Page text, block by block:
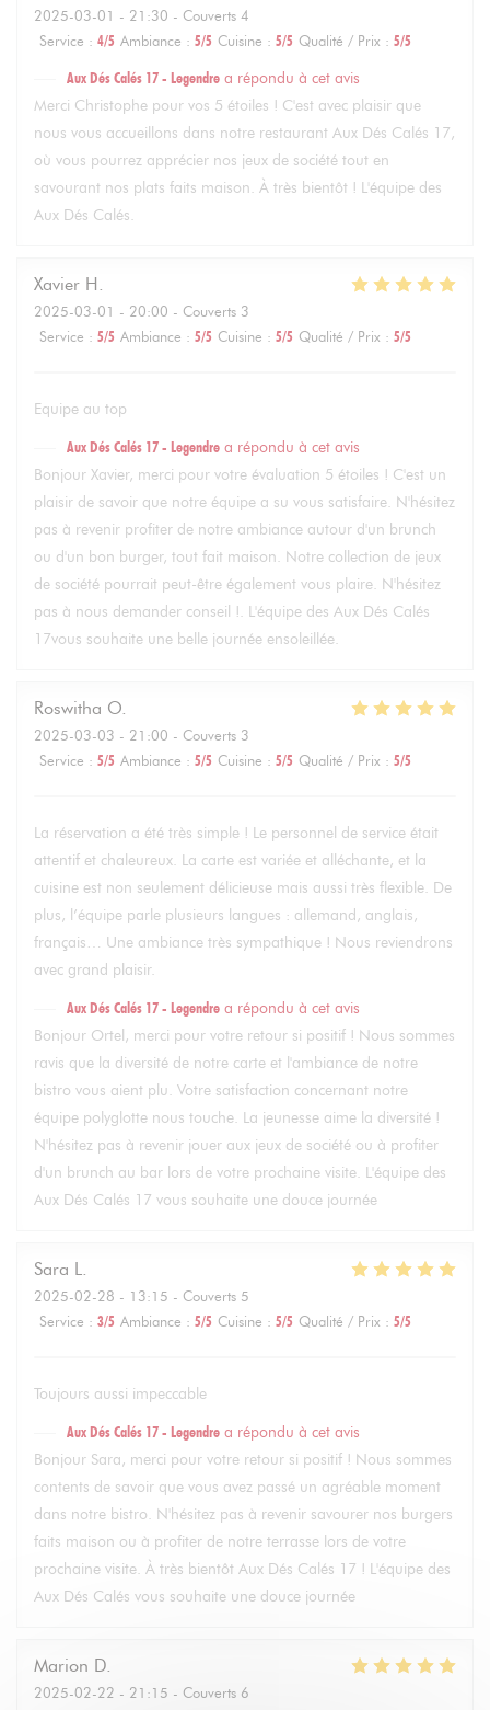
2025-03-01 - 21:30 - Couverts 4
Service : 4/5 Ambiance : 5/5 Cuisine : 5/5 Qualité / Prix : 5/5
Aux Dés Calés 17 - Legendre a répondu à cet avis
Merci Christophe pour vos 5 étoiles ! C'est avec plaisir que
nous vous accueillons dans notre restaurant Aux Dés Calés 17,
où vous pourrez apprécier nos jeux de société tout en
savourant nos plats faits maison. À très bientôt ! L'équipe des
Aux Dés Calés.
Xavier H
2025-03-01 - 20:00 - Couverts 3
Service : 5/5 Ambiance : 5/5 Cuisine : 5/5 Qualité / Prix : 5/5
Equipe au top
Aux Dés Calés 17 - Legendre a répondu à cet avis
Bonjour Xavier, merci pour votre évaluation 5 étoiles ! C'est un
plaisir de savoir que notre équipe a su vous satisfaire. N'hésitez
pas à revenir profiter de notre ambiance autour d'un brunch
ou d'un bon burger, tout fait maison. Notre collection de jeux
de société pourrait peut-être également vous plaire. N'hésitez
pas à nous demander conseil !. L'équipe des Aux Dés Calés
17vous souhaite une belle journée ensoleillée.
Roswitha O
2025-03-03 - 21:00 - Couverts 3
Service : 5/5 Ambiance : 5/5 Cuisine : 5/5 Qualité / Prix : 5/5
La réservation a été très simple ! Le personnel de service était
attentif et chaleureux. La carte est variée et alléchante, et la
cuisine est non seulement délicieuse mais aussi très flexible. De
plus, l’équipe parle plusieurs langues : allemand, anglais,
français… Une ambiance très sympathique ! Nous reviendrons
avec grand plaisir.
Aux Dés Calés 17 - Legendre a répondu à cet avis
Bonjour Ortel, merci pour votre retour si positif ! Nous sommes
ravis que la diversité de notre carte et l'ambiance de notre
bistro vous aient plu. Votre satisfaction concernant notre
équipe polyglotte nous touche. La jeunesse aime la diversité !
N'hésitez pas à revenir jouer aux jeux de société ou à profiter
d'un brunch au bar lors de votre prochaine visite. L'équipe des
Aux Dés Calés 17 vous souhaite une douce journée
Sara L
2025-02-28 - 13:15 - Couverts 5
Service : 3/5 Ambiance : 5/5 Cuisine : 5/5 Qualité / Prix : 5/5
Toujours aussi impeccable
Aux Dés Calés 17 - Legendre a répondu à cet avis
Bonjour Sara, merci pour votre retour si positif ! Nous sommes
contents de savoir que vous avez passé un agréable moment
dans notre bistro. N'hésitez pas à revenir savourer nos burgers
faits maison ou à profiter de notre terrasse lors de votre
prochaine visite. À très bientôt Aux Dés Calés 17 ! L'équipe des
Aux Dés Calés vous souhaite une douce journée
Marion D
2025-02-22 - 21:15 - Couverts 6